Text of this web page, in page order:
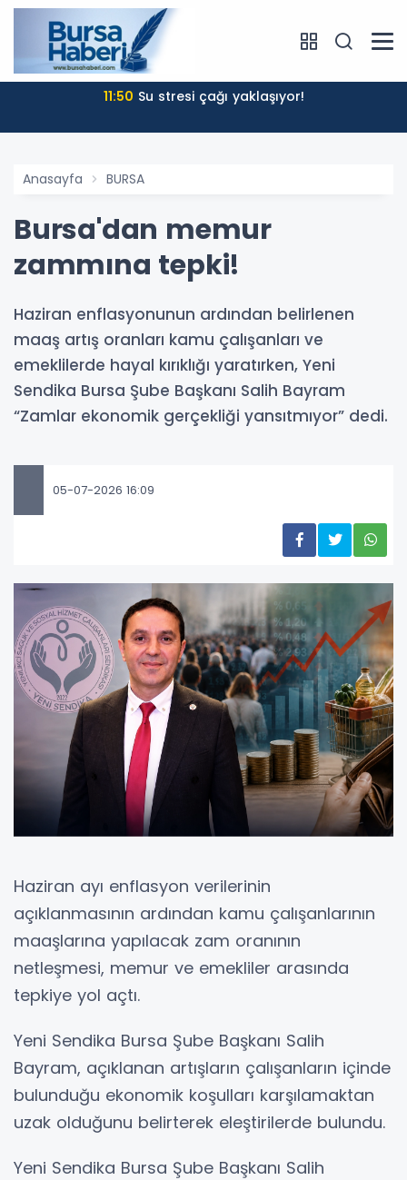
11:50 Su stresi çağı yaklaşıyor!
Anasayfa BURSA
Bursa'dan memur
zammına tepki!
Haziran enflasyonunun ardından belirlenen
maaş artış oranları kamu çalışanları ve
emeklilerde hayal kırıklığı yaratırken, Yeni
Sendika Bursa Şube Başkanı Salih Bayram
“Zamlar ekonomik gerçekliği yansıtmıyor” dedi.
05-07-2026 16:09
Haziran ayı enflasyon verilerinin
açıklanmasının ardından kamu çalışanlarının
maaşlarına yapılacak zam oranının
netleşmesi, memur ve emekliler arasında
tepkiye yol açtı.
Yeni Sendika Bursa Şube Başkanı Salih
Bayram, açıklanan artışların çalışanların içinde
bulunduğu ekonomik koşulları karşılamaktan
uzak olduğunu belirterek eleştirilerde bulundu.
Yeni Sendika Bursa Şube Başkanı Salih